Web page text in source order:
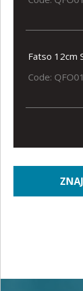
Fatso 12cm
Code: